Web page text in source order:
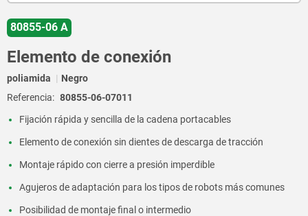
80855-06 A
Elemento de conexión
poliamida
Negro
Referencia: 80855-06-07011
Fijación rápida y sencilla de la cadena portacables
Elemento de conexión sin dientes de descarga de tracción
Montaje rápido con cierre a presión imperdible
Agujeros de adaptación para los tipos de robots más comunes
Posibilidad de montaje final o intermedio